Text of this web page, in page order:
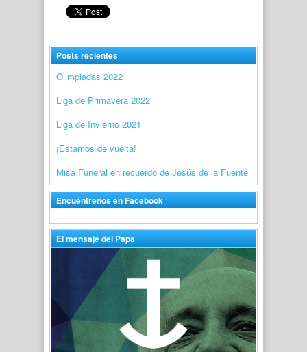
Posts recientes
Olimpiadas 2022
Liga de Primavera 2022
Liga de Invierno 2021
¡Estamos de vuelta!
Misa Funeral en recuerdo de Jesús de la Fuente
Encuéntrenos en Facebook
El mensaje del Papa